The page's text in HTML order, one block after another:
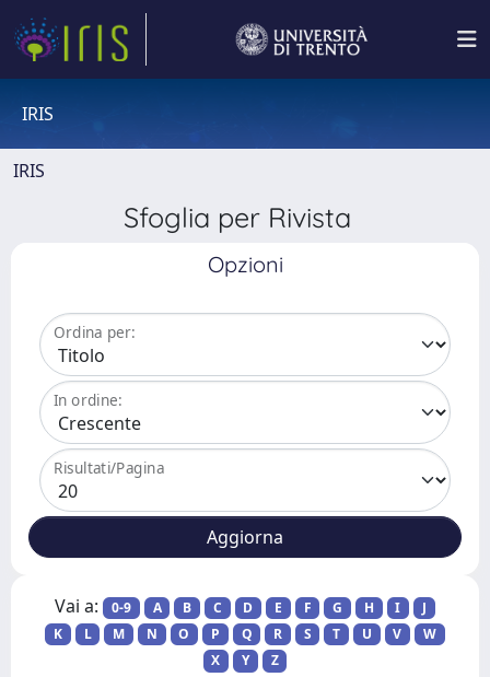
IRIS
IRIS
Sfoglia per Rivista
Opzioni
Ordina per:
In ordine:
Risultati/Pagina
Vai a: 0-9 A B C D E F G H I
J
K
L M N O P Q R S T U V
W
X
Y Z